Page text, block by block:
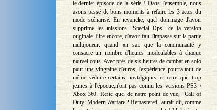
le dernier épisode de la série ! Dans l'ensemble, nous
avons passé de bons moments à refaire les 3 actes du
mode scénarisé. En revanche, quel dommage d'avoir
supprimé les missions "Special Ops" de la version
originale. Pire encore, d'avoir fait l'impasse sur la partie
multijoueur, quand on sait que la communauté y
consacre un nombre d'heures incalculables à chaque
nouvel opus. Avec près de six heures de combat en solo
pour une vingtaine d'euros, l'expérience pourra tout de
même séduire certains nostalgiques et ceux qui, trop
jeunes à l'époque,n'ont pas connu les versions PS3 /
Xbox 360. Reste que, de notre point de vue, "Call of
Duty: Modern Warfare 2 Remastered" aurait dû, comme